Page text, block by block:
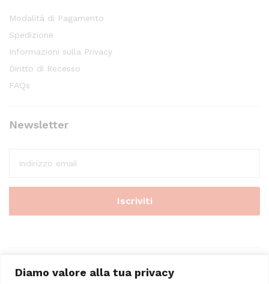
Diamo valore alla tua privacy
Modalità di Pagamento
Spedizione
Informazioni sulla Privacy
Diritto di Recesso
FAQs
Newsletter